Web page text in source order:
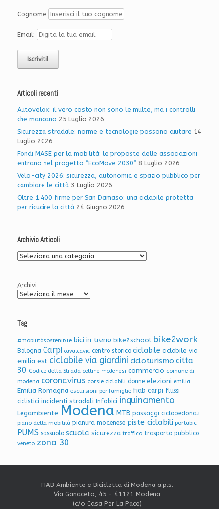
Cognome
Email:
Articoli recenti
Autovelox: il vero costo non sono le multe, ma i controlli
che mancano 25 Luglio 2026
Sicurezza stradale: norme e tecnologie possono aiutare 14
Luglio 2026
Fondi MASE per la mobilità: le proposte delle associazioni
entrano nel progetto “EcoMove 2030” 8 Luglio 2026
Velo-city 2026: sicurezza, autonomia e spazio pubblico per
cambiare le città 3 Luglio 2026
Oltre 1.400 firme per San Damaso: una ciclabile protetta
per ricucire la città 24 Giugno 2026
Archivio Articoli
Archivio
Archivi
Tag
#mobilitàsostenibile bici in treno bike2school bike2work
Bologna Carpi cavalcavia centro storico ciclabile ciclabile via
emilia est ciclabile via giardini cicloturismo citta
30 Codice della Strada colline modenesi commercio comune di
modena coronavirus corsie ciclabili donne elezioni emilia
Emilia Romagna escursioni per famiglie fiab carpi flussi
ciclistici incidenti stradali Infobici inquinamento
Legambiente Modena MTB passaggi ciclopedonali
piano della mobilità pianura modenese piste ciclabili portabici
PUMS sassuolo scuola sicurezza traffico trasporto pubblico
veneto zona 30
FIAB Ambiente e Bicicletta di Modena a.p.s.
Via Ganaceto, 45 - 41121 Modena
(c/o Casa Per La Pace)